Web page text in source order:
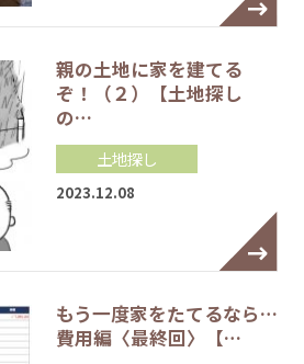
親の土地に家を建てる
ぞ！（２）【土地探し
の…
土地探し
2023.12.08
もう一度家をたてるなら…
費用編〈最終回〉【…